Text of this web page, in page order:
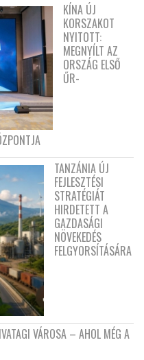
KÍNA ÚJ
KORSZAKOT
NYITOTT:
MEGNYÍLT AZ
ORSZÁG ELSŐ
ŰR-
TANZÁNIA ÚJ
FEJLESZTÉSI
STRATÉGIÁT
HIRDETETT A
GAZDASÁGI
NÖVEKEDÉS
FELGYORSÍTÁSÁRA
VÁROSA – AHOL MÉG A